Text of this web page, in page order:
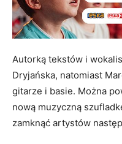
Autorką tekstów i
Dryjańska, natomiast
gitarze i basie. Można
nową muzyczną
zamknąć artystów